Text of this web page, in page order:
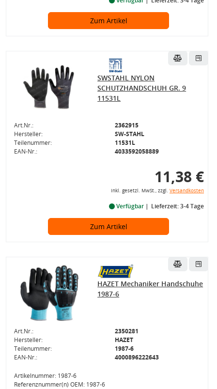
Zum Artikel
SWSTAHL NYLON
SCHUTZHANDSCHUH GR. 9
11531L
Art.Nr.:
2362915
Hersteller:
SW-STAHL
Teilenummer:
11531L
EAN-Nr.:
4033592058889
11,38 €
inkl. gesetzl. MwSt., zzgl. Versandkosten
Verfügbar Lieferzeit: 3-4 Tage
Zum Artikel
HAZET Mechaniker Handschuhe
1987-6
Art.Nr.:
2350281
Hersteller:
HAZET
Teilenummer:
1987-6
EAN-Nr.:
4000896222643
Artikelnummer: 1987-6
Referenznummer(n) OEM: 1987-6